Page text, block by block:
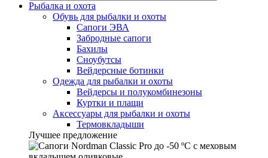
Рыбалка и охота
Обувь для рыбалки и охоты
Сапоги ЭВА
Забродные сапоги
Бахилы
Сноубутсы
Вейдерсные ботинки
Одежда для рыбалки и охоты
Вейдерсы и полукомбинезоны
Куртки и плащи
Аксессуары для рыбалки и охоты
Термовкладыши
Лучшее предложение